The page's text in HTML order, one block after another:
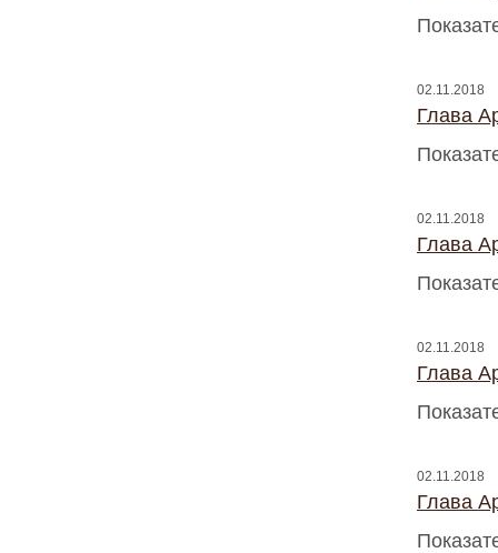
02.11.2018
Глава
02.11.2018
Глава
02.11.2018
Глава
02.11.2018
Глава